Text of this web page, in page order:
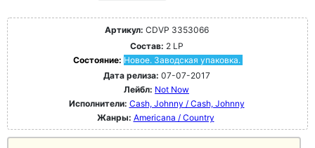
Артикул: CDVP 3353066
Состав: 2 LP
Состояние: Новое. Заводская упаковка.
Дата релиза: 07-07-2017
Лейбл: Not Now
Исполнители: Cash, Johnny / Cash, Johnny
Жанры: Americana / Country